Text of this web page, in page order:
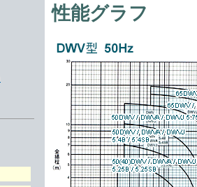
性能グラフ